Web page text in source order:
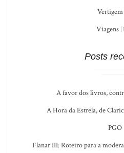
Vertigem
Viagens
Posts
A favor dos livros,
A Hora da Estrela, de
PGO
Flanar III: Roteiro para a